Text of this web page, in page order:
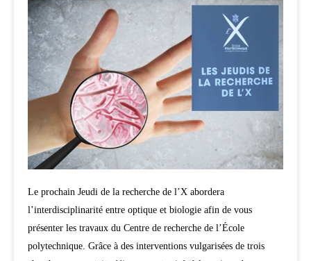
Le prochain Jeudi de la recherche de l’X abordera
l’interdisciplinarité entre optique et biologie afin de vous
présenter les travaux du Centre de recherche de l’École
polytechnique. Grâce à des interventions vulgarisées de trois